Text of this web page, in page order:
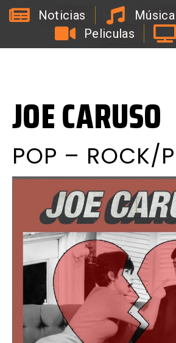
Noticias Música
Peliculas
JOE CARUSO
POP – ROCK/